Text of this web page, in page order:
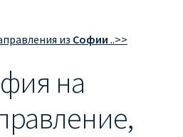
из Софии ..>>
на